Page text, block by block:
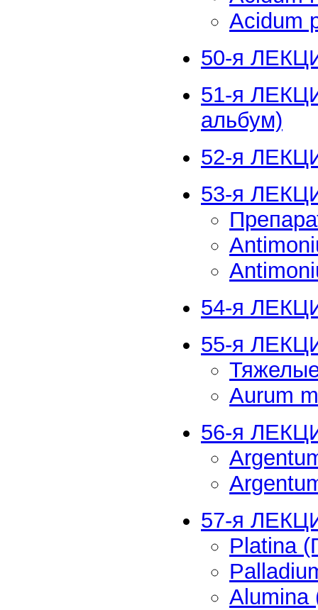
Acidum
50-я
51-я
альбум)
52-я
53-я
54-я
55-я
Aurum
56-я
57-я
Platina